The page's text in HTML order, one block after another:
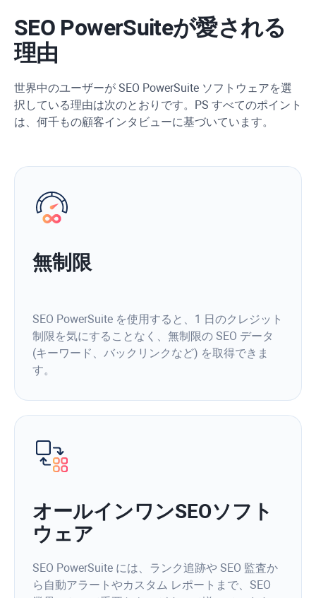
SEO PowerSuiteが愛される
理由
世界中のユーザーが SEO PowerSuite ソフトウェアを選
択している理由は次のとおりです。PS すべてのポイント
は、何千もの顧客インタビューに基づいています。
無制限
SEO PowerSuite を使用すると、1 日のクレジット
制限を気にすることなく、無制限の SEO データ
(キーワード、バックリンクなど) を取得できま
す。
オールインワンSEOソフト
ウェア
SEO PowerSuite には、ランク追跡や SEO 監査か
ら自動アラートやカスタム レポートまで、SEO